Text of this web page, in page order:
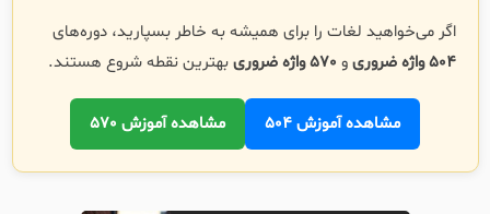
اگر می‌خواهید لغات را برای همیشه به خاطر بسپارید، دوره‌های
504 واژه ضروری
و 570 واژه ضروری بهترین نقطه شروع هستند.
مشاهده آموزش 504 مشاهده آموزش 570